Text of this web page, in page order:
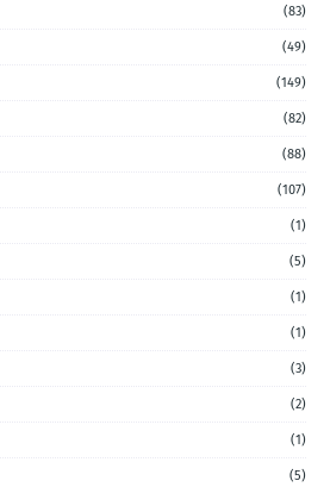
(83)
(49)
(149)
(82)
(88)
(107)
(1)
(5)
(1)
(1)
(3)
(2)
(1)
(5)